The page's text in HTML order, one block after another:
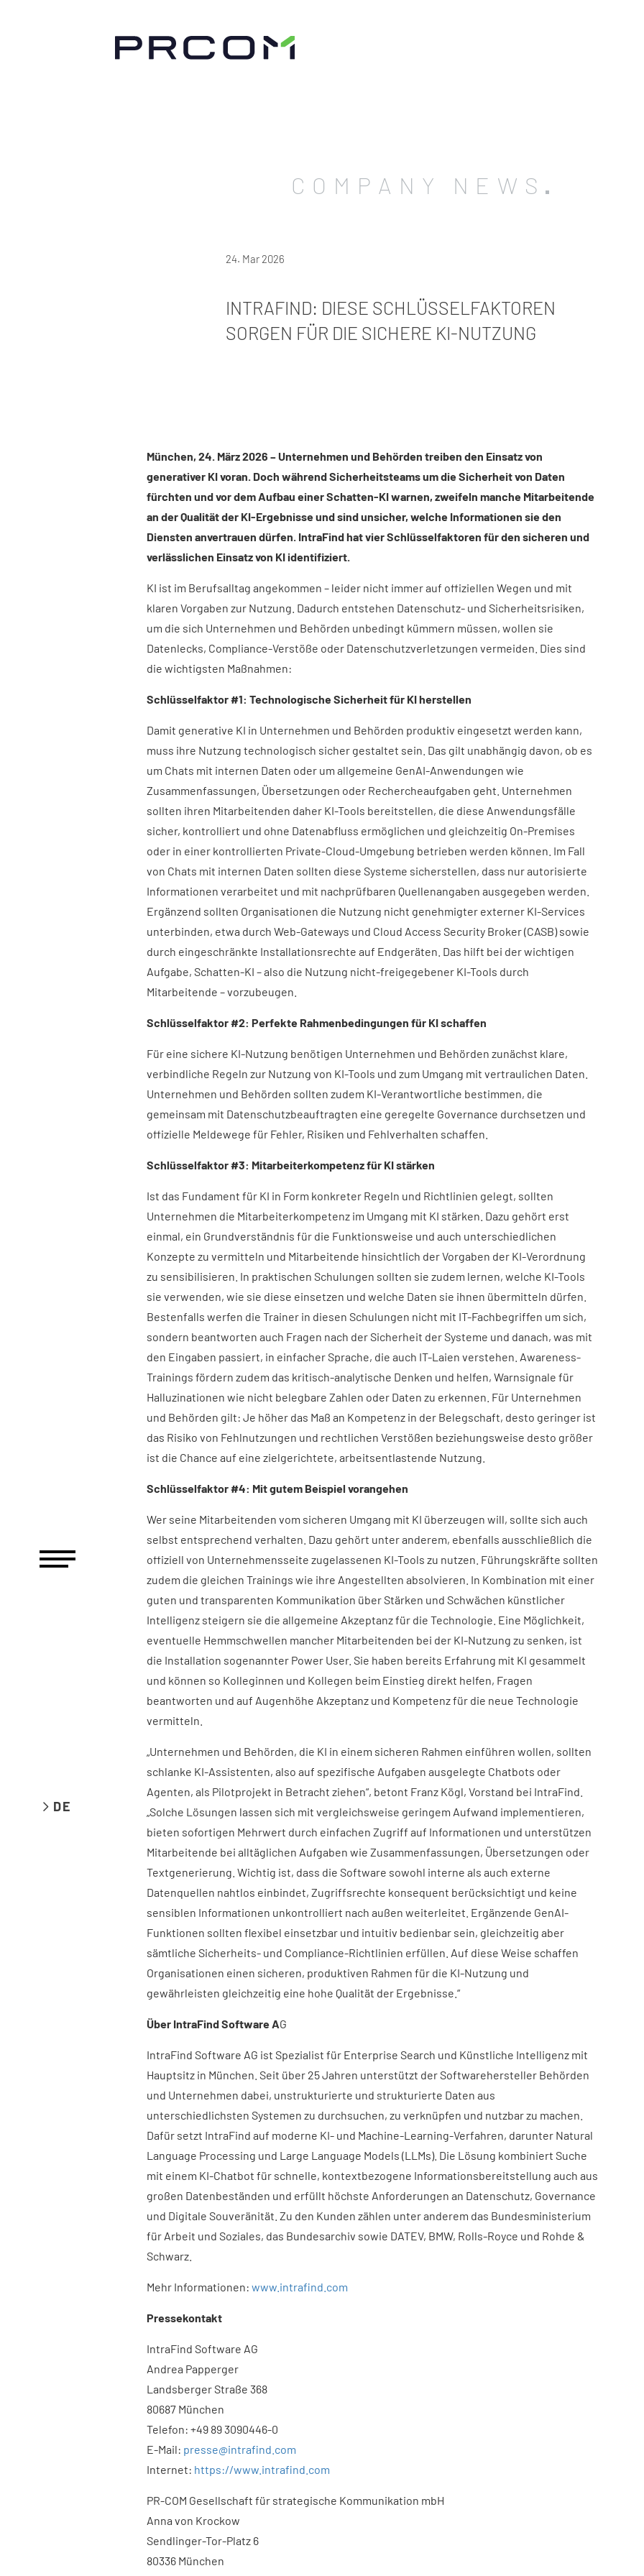
DE
COMPANY NEWS
24. Mar 2026
INTRAFIND: DIESE SCHLÜSSELFAKTOREN
SORGEN FÜR DIE SICHERE KI-NUTZUNG
München, 24. März 2026 – Unternehmen und Behörden treiben den Einsatz von
generativer KI voran. Doch während Sicherheitsteams um die Sicherheit von Daten
fürchten und vor dem Aufbau einer Schatten-KI warnen, zweifeln manche Mitarbeitende
an der Qualität der KI-Ergebnisse und sind unsicher, welche Informationen sie den
Diensten anvertrauen dürfen. IntraFind hat vier Schlüsselfaktoren für den sicheren und
verlässlichen Einsatz von KI identifiziert.​
KI ist im Berufsalltag angekommen – leider nicht immer auf offiziellen Wegen und mit
klaren Vorgaben zur Nutzung. Dadurch entstehen Datenschutz- und Sicherheitsrisiken,
um die sich Unternehmen und Behörden unbedingt kümmern müssen, wollen sie
Datenlecks, Compliance-Verstöße oder Datenschutzverletzungen vermeiden. Dies sind
die wichtigsten Maßnahmen:
Schlüsselfaktor #1: Technologische Sicherheit für KI herstellen​
Damit generative KI in Unternehmen und Behörden produktiv eingesetzt werden kann,
muss ihre Nutzung technologisch sicher gestaltet sein. Das gilt unabhängig davon, ob es
um Chats mit internen Daten oder um allgemeine GenAI-Anwendungen wie
Zusammenfassungen, Übersetzungen oder Rechercheaufgaben geht. Unternehmen
sollten ihren Mitarbeitenden daher KI-Tools bereitstellen, die diese Anwendungsfälle
sicher, kontrolliert und ohne Datenabfluss ermöglichen und gleichzeitig On-Premises
oder in einer kontrollierten Private-Cloud-Umgebung betrieben werden können. Im Fall
von Chats mit internen Daten sollten diese Systeme sicherstellen, dass nur autorisierte
Informationen verarbeitet und mit nachprüfbaren Quellenangaben ausgegeben werden.
Ergänzend sollten Organisationen die Nutzung nicht genehmigter externer KI-Services
unterbinden, etwa durch Web-Gateways und Cloud Access Security Broker (CASB) sowie
durch eingeschränkte Installationsrechte auf Endgeräten. Das hilft bei der wichtigen
Aufgabe, Schatten-KI – also die Nutzung nicht-freigegebener KI-Tools durch
Mitarbeitende – vorzubeugen.
Schlüsselfaktor #2: Perfekte Rahmenbedingungen für KI schaffen
Für eine sichere KI-Nutzung benötigen Unternehmen und Behörden zunächst klare,
verbindliche Regeln zur Nutzung von KI-Tools und zum Umgang mit vertraulichen Daten.
Unternehmen und Behörden sollten zudem KI-Verantwortliche bestimmen, die
gemeinsam mit Datenschutzbeauftragten eine geregelte Governance durchsetzen und
offizielle Meldewege für Fehler, Risiken und Fehlverhalten schaffen.
Schlüsselfaktor #3: Mitarbeiterkompetenz für KI stärken​
Ist das Fundament für KI in Form konkreter Regeln und Richtlinien gelegt, sollten
Unternehmen die Mitarbeiterkompetenz im Umgang mit KI stärken. Dazu gehört erst
einmal, ein Grundverständnis für die Funktionsweise und auch unterschiedlichen
Konzepte zu vermitteln und Mitarbeitende hinsichtlich der Vorgaben der KI-Verordnung
zu sensibilisieren. In praktischen Schulungen sollten sie zudem lernen, welche KI-Tools
sie verwenden, wie sie diese einsetzen und welche Daten sie ihnen übermitteln dürfen.
Bestenfalls werfen die Trainer in diesen Schulungen nicht mit IT-Fachbegriffen um sich,
sondern beantworten auch Fragen nach der Sicherheit der Systeme und danach, was mit
den Eingaben passiert, in einfacher Sprache, die auch IT-Laien verstehen. Awareness-
Trainings fördern zudem das kritisch-analytische Denken und helfen, Warnsignale für
Halluzinationen wie nicht belegbare Zahlen oder Daten zu erkennen. Für Unternehmen
und Behörden gilt: Je höher das Maß an Kompetenz in der Belegschaft, desto geringer ist
das Risiko von Fehlnutzungen und rechtlichen Verstößen beziehungsweise desto größer
ist die Chance auf eine zielgerichtete, arbeitsentlastende Nutzung.
Schlüsselfaktor #4: Mit gutem Beispiel vorangehen​
Wer seine Mitarbeitenden vom sicheren Umgang mit KI überzeugen will, sollte sich auch
selbst entsprechend verhalten. Dazu gehört unter anderem, ebenfalls ausschließlich die
offiziell von Unternehmensseite zugelassenen KI-Tools zu nutzen. Führungskräfte sollten
zudem die gleichen Trainings wie ihre Angestellten absolvieren. In Kombination mit einer
guten und transparenten Kommunikation über Stärken und Schwächen künstlicher
Intelligenz steigern sie die allgemeine Akzeptanz für die Technologie. Eine Möglichkeit,
eventuelle Hemmschwellen mancher Mitarbeitenden bei der KI-Nutzung zu senken, ist
die Installation sogenannter Power User. Sie haben bereits Erfahrung mit KI gesammelt
und können so Kolleginnen und Kollegen beim Einstieg direkt helfen, Fragen
beantworten und auf Augenhöhe Akzeptanz und Kompetenz für die neue Technologie
vermitteln.
„Unternehmen und Behörden, die KI in einem sicheren Rahmen einführen wollen, sollten
schlanke KI-Assistenten, also auf spezifische Aufgaben ausgelegte Chatbots oder
Agenten, als Pilotprojekt in Betracht ziehen“, betont Franz Kögl, Vorstand bei IntraFind.
„Solche Lösungen lassen sich mit vergleichsweise geringem Aufwand implementieren,
bieten sofortigen Mehrwert durch einfachen Zugriff auf Informationen und unterstützen
Mitarbeitende bei alltäglichen Aufgaben wie Zusammenfassungen, Übersetzungen oder
Textgenerierung. Wichtig ist, dass die Software sowohl interne als auch externe
Datenquellen nahtlos einbindet, Zugriffsrechte konsequent berücksichtigt und keine
sensiblen Informationen unkontrolliert nach außen weiterleitet. Ergänzende GenAI-
Funktionen sollten flexibel einsetzbar und intuitiv bedienbar sein, gleichzeitig aber
sämtliche Sicherheits- und Compliance-Richtlinien erfüllen. Auf diese Weise schaffen
Organisationen einen sicheren, produktiven Rahmen für die KI-Nutzung und
gewährleisten gleichzeitig eine hohe Qualität der Ergebnisse.“
Über IntraFind Software AG
IntraFind Software AG ist Spezialist für Enterprise Search und Künstliche Intelligenz mit
Hauptsitz in München. Seit über 25 Jahren unterstützt der Softwarehersteller Behörden
und Unternehmen dabei, unstrukturierte und strukturierte Daten aus
unterschiedlichsten Systemen zu durchsuchen, zu verknüpfen und nutzbar zu machen.
Dafür setzt IntraFind auf moderne KI- und Machine-Learning-Verfahren, darunter Natural
Language Processing und Large Language Models (LLMs). Die Lösung kombiniert Suche
mit einem KI-Chatbot für schnelle, kontextbezogene Informationsbereitstellung auch aus
großen Datenbeständen und erfüllt höchste Anforderungen an Datenschutz, Governance
und Digitale Souveränität. Zu den Kunden zählen unter anderem das Bundesministerium
für Arbeit und Soziales, das Bundesarchiv sowie DATEV, BMW, Rolls-Royce und Rohde &
Schwarz.
Mehr Informationen: www.intrafind.com
Pressekontakt​
IntraFind Software AG
Andrea Papperger
Landsberger Straße 368
80687 München
Telefon: +49 89 3090446-0
E-Mail: presse@intrafind.com
Internet: https://www.intrafind.com
PR-COM Gesellschaft für strategische Kommunikation mbH
Anna von Krockow
Sendlinger-Tor-Platz 6
80336 München